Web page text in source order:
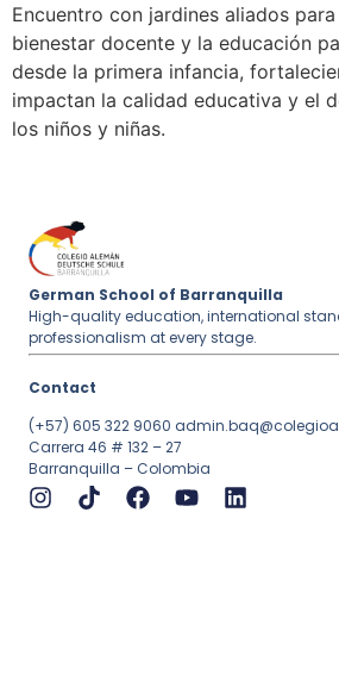
Encuentro con jardines aliados
bienestar docente y la educación
desde la primera infancia,
impactan la calidad educativa y el
los niños y niñas.
German School of Barranquilla
High-quality education, international
professionalism at every stage.
Contact
(+57) 605 322 9060
Carrera 46 # 132 – 27
Barranquilla – Colombia